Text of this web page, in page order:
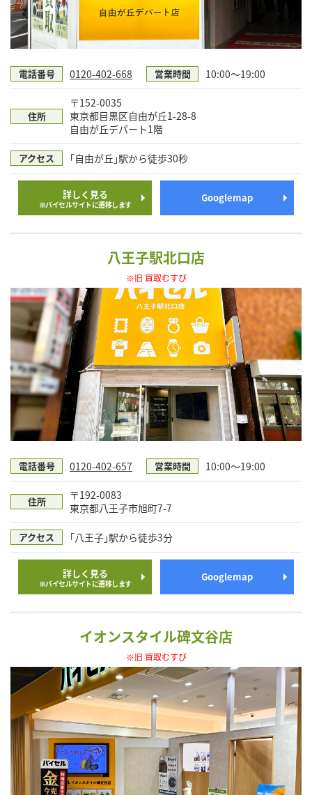
電話番号 0120-402-668 営業時間 10:00〜19:00
住所
〒152-0035
東京都目黒区自由が丘1-28-8
自由が丘デパート1階
アクセス ｢自由が丘｣駅から徒歩30秒
詳しく見る
※バイセルサイトに遷移します
Googlemap
八王子駅北口店
※旧 買取むすび
電話番号 0120-402-657 営業時間 10:00〜19:00
住所
〒192-0083
東京都八王子市旭町7-7
アクセス ｢八王子｣駅から徒歩3分
詳しく見る
※バイセルサイトに遷移します
Googlemap
イオンスタイル碑文谷店
※旧 買取むすび